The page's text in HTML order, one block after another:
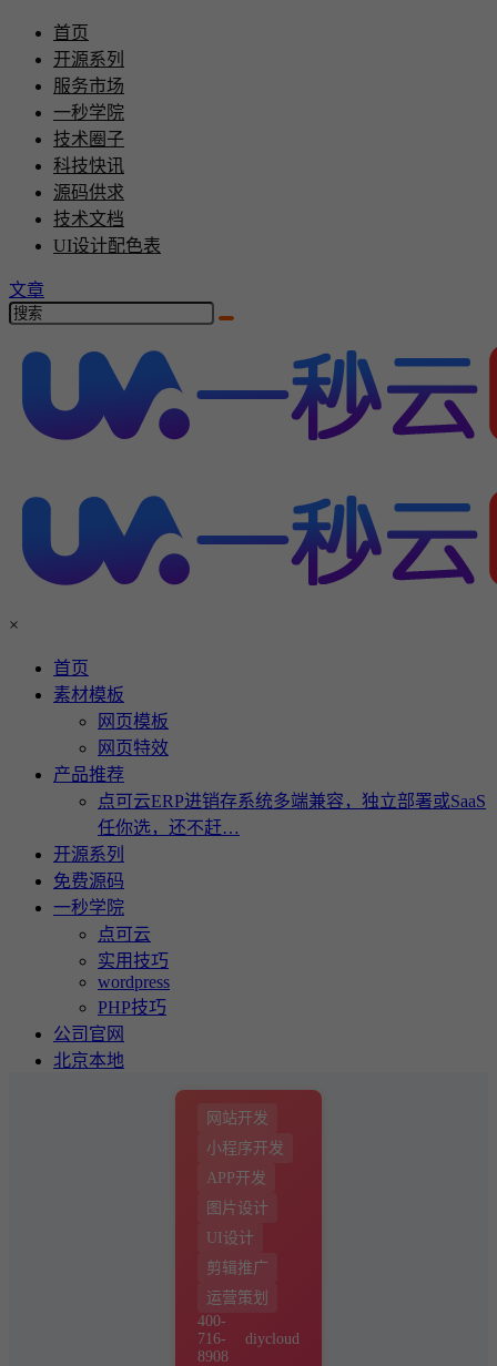
首页
开源系列
服务市场
一秒学院
技术圈子
科技快讯
源码供求
技术文档
UI设计配色表
文章
×
首页
素材模板
网页模板
网页特效
产品推荐
点可云ERP进销存系统多端兼容，独立部署或SaaS
任你选，还不赶…
开源系列
免费源码
一秒学院
点可云
实用技巧
wordpress
PHP技巧
公司官网
北京本地
网站开发
小程序开发
APP开发
图片设计
UI设计
剪辑推广
运营策划
400-
716-
8908
diycloud